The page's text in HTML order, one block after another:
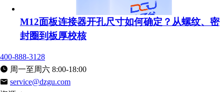
M12面板连接器开孔尺寸如何确定？从螺纹、密
封圈到板厚校核
400-888-3128
周一至周六 8:00-18:00
service@dzgu.com